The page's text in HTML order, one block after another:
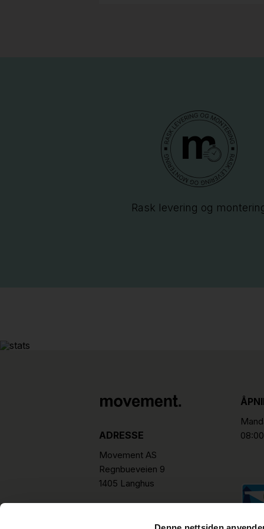
Rask levering og
ADRESSE
Movement AS
Regnbueveien 9
1405 Langhus
hello@movement.as